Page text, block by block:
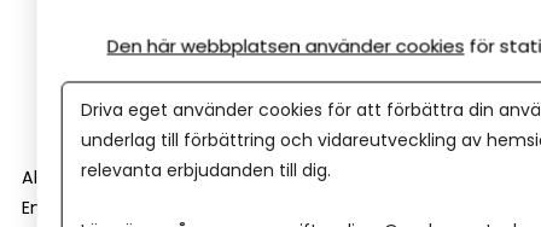
Företagslån
Leasing
Rådgivning kring investeringar
Alla banker är inte lika företagsinriktade.
En del är starka på bolån och privatkunder. Andra har
Den här webbplatsen använder cookies för
Driva eget använder cookies för att förbättra din
underlag till förbättring och vidareutveckling av
relevanta erbjudanden till dig.